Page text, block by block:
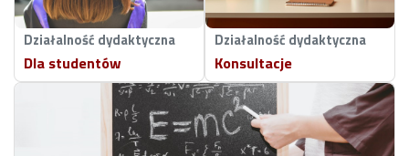
Działalność dydaktyczna
Dla studentów
Działalność dydaktyczna
Konsultacje